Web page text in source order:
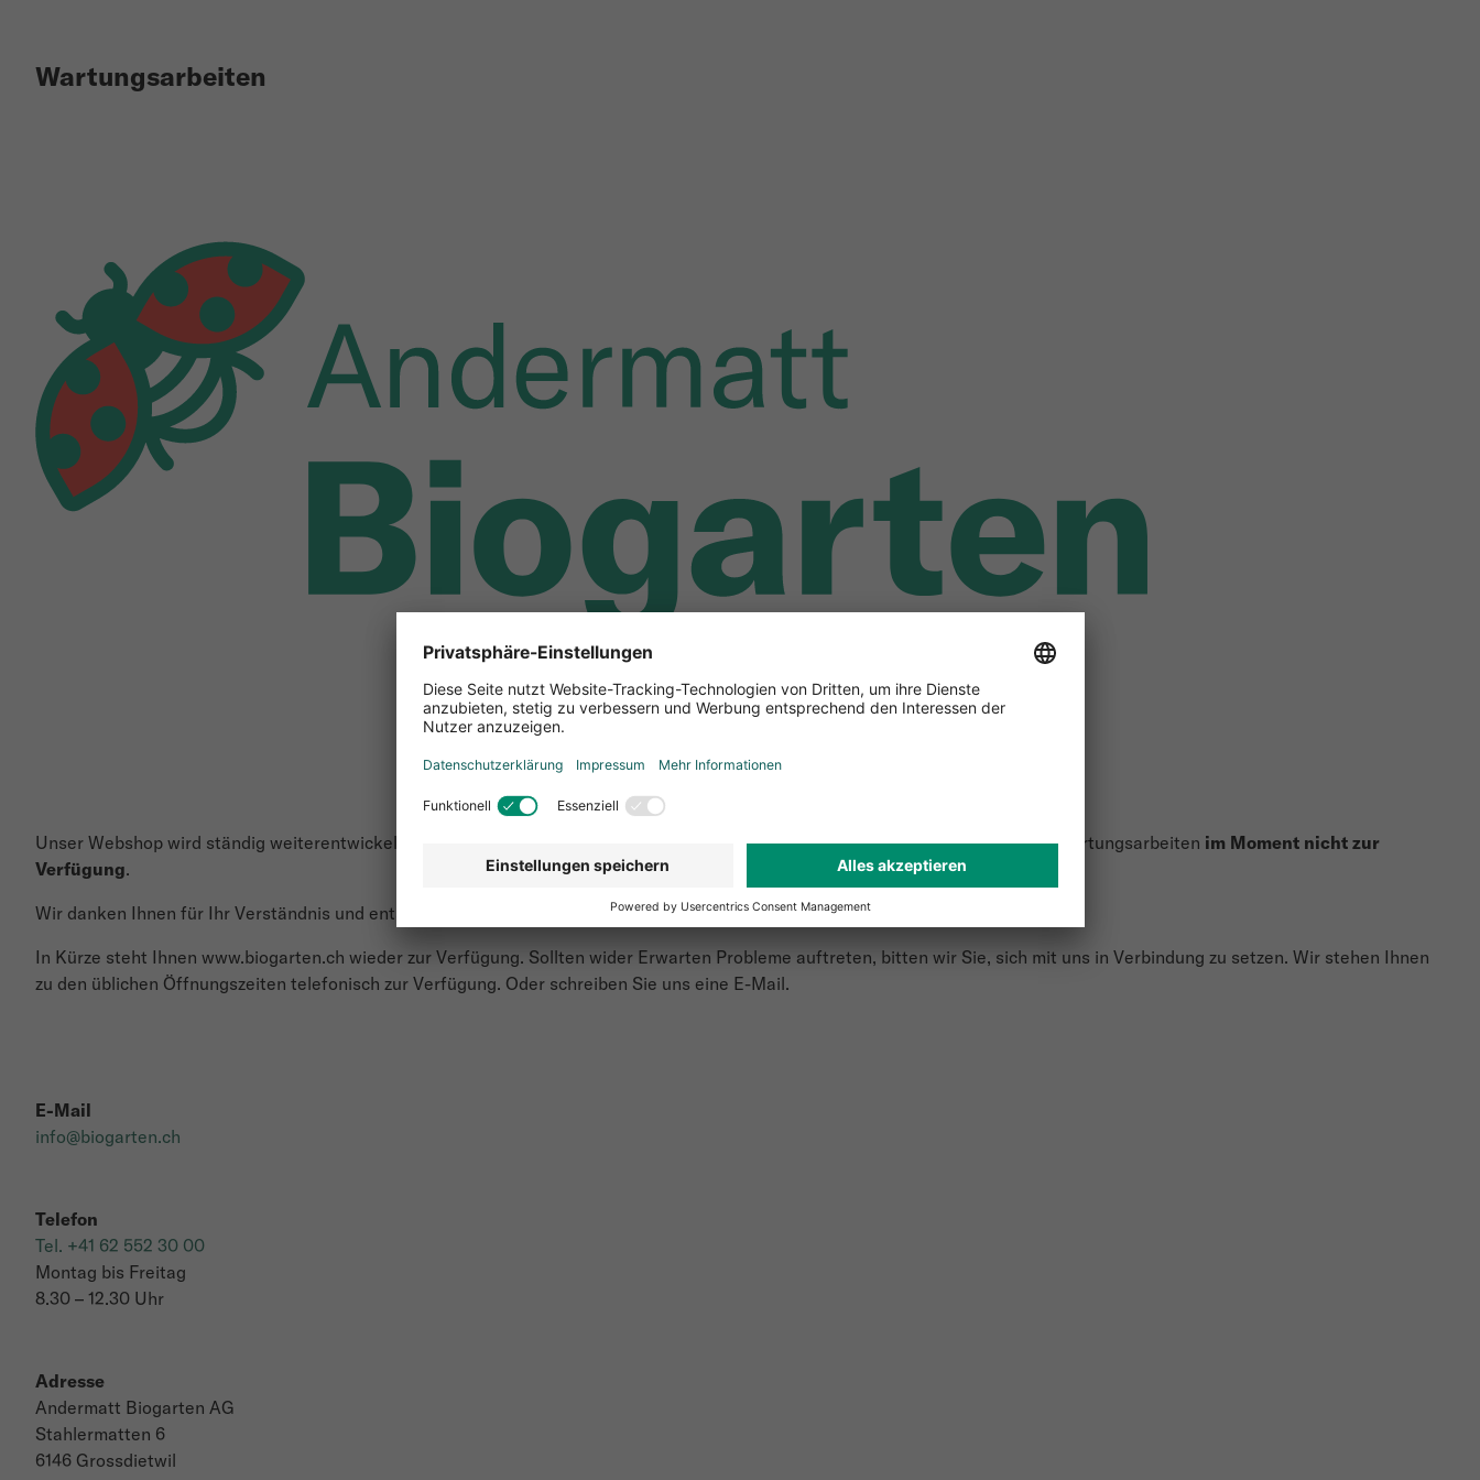
Wartungsarbeiten
Unser Webshop wird ständig weiterentwickelt und heute wird es ein Update geben. Aus diesem Grund steht unser Shop wegen Wartungsarbeiten im Moment nicht zur
Verfügung.
Wir danken Ihnen für Ihr Verständnis und entschuldigen uns für die Unannehmlichkeiten. Vielen Dank und einen guten Tag.
In Kürze steht Ihnen www.biogarten.ch wieder zur Verfügung. Sollten wider Erwarten Probleme auftreten, bitten wir Sie, sich mit uns in Verbindung zu setzen. Wir stehen Ihnen
zu den üblichen Öffnungszeiten telefonisch zur Verfügung. Oder schreiben Sie uns eine E-Mail.
E-Mail
info@biogarten.ch
Telefon
Tel. +41 62 552 30 00
Montag bis Freitag
8.30 – 12.30 Uhr
Adresse
Andermatt Biogarten AG
Stahlermatten 6
6146 Grossdietwil